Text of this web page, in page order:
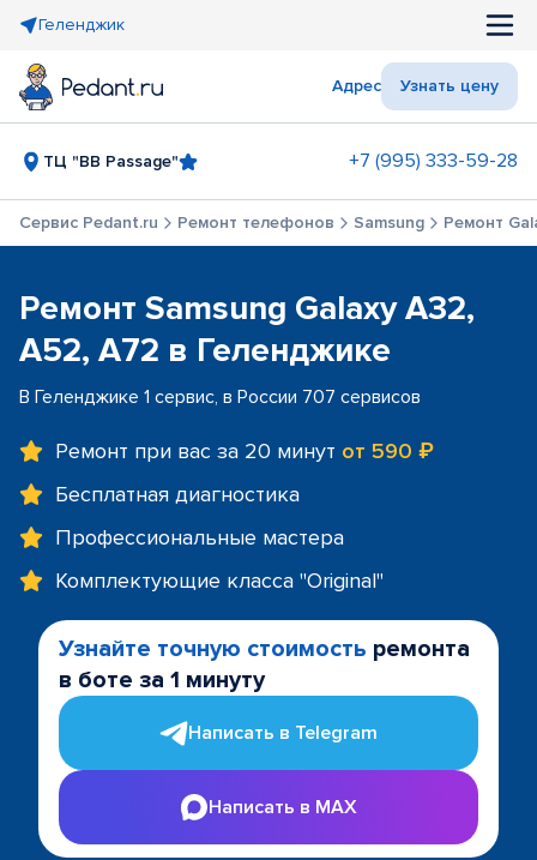
Геленджик
Адрес Узнать цену
ТЦ "BB Passage" +7 (995) 333-59-28
Сервис Pedant.ru Ремонт телефонов Samsung Ремонт
Ремонт Samsung Galaxy A32,
A52, A72 в Геленджике
В Геленджике 1 сервис, в России 707 сервисов
Ремонт при вас за 20 минут от 590 ₽
Бесплатная диагностика
Профессиональные мастера
Комплектующие класса "Original"
Узнайте точную стоимость ремонта
в боте за 1 минуту
Написать в Telegram
Написать в MAX